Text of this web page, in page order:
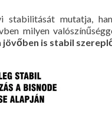
stabilitását mutatja,
milyen
jövőben is stabil